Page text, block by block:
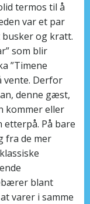
termos til å
var et par
og kratt.
som blir
”Timene
vente. Derfor
denne gæst,
kommer eller
etterpå. På bare
fra de mer
blant
at varer i samme